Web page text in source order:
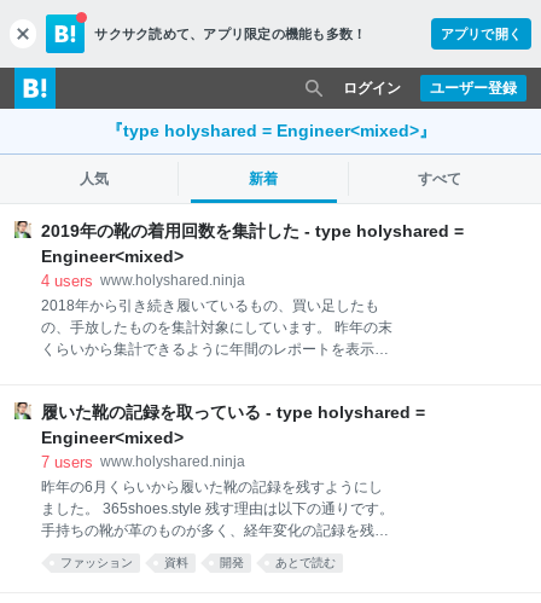
c
l
o
s
サクサク読めて、 アプリ限定の機能も多数！ アプリで開く
ユーザー登録
ログイン
『type holyshared = Engineer<mixed>』
人気 新着 すべて
2019年の靴の着用回数を集計した - type holyshared =
Engineer<mixed>
4 users www.holyshared.ninja
2018年から引き続き履いているもの、買い足したも
の、手放したものを集計対象にしています。 昨年の末
くらいから集計できるように年間のレポートを表示で
ついて、だいたい年間で15回ぐらいの着用、サンダル
のみ使用頻度が高いので、倍ぐらいの着用回数になっ
ています。 靴は1年間で10足増えて、5足手放し、合
計で28足になりました。 集計のレポートはまたちょっ
と変える予定です。 2018年から引き続き履いている
もの No. ブランド モデル 2019年までの着用回数 2019
SANDAL 90 59 2 Rolling dub trio ROOTS 33 29 3
履いた靴の記録を取っている - type holyshared =
Engineer<mixed>
7 users www.holyshared.ninja
昨年の6月くらいから履いた靴の記録を残すようにし
ました。 365shoes.style 残す理由は以下の通りです。
手持ちの靴が革のものが多く、経年変化の記録を残し
たい。 いつの間にか変わってることが多い。 靴が気付
いたら増えているので、増減を記録したい。 学習しな
ファッション 資料 開発 あとで読む